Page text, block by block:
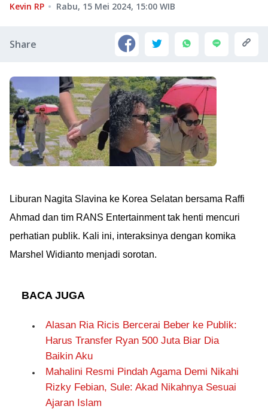
Kevin RP Rabu, 15 Mei 2024, 15:00 WIB
Share
Liburan Nagita Slavina ke Korea Selatan bersama Raffi
Ahmad dan tim RANS Entertainment tak henti mencuri
perhatian publik. Kali ini, interaksinya dengan komika
Marshel Widianto menjadi sorotan.
BACA JUGA
Alasan Ria Ricis Bercerai Beber ke Publik:
Harus Transfer Ryan 500 Juta Biar Dia
Baikin Aku
Mahalini Resmi Pindah Agama Demi Nikahi
Rizky Febian, Sule: Akad Nikahnya Sesuai
Ajaran Islam